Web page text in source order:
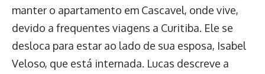
manter o apartamento em Cascavel, onde vive,
devido a frequentes viagens a Curitiba. Ele se
desloca para estar ao lado de sua esposa, Isabel
Veloso, que está internada. Lucas descreve a